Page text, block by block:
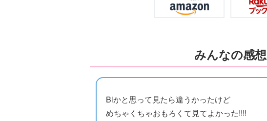
みんなの感想
Blかと思って見たら違うかったけど
めちゃくちゃおもろくて見てよかった!!!!